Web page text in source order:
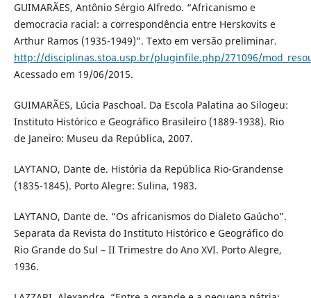
GUIMARÃES, Antônio Sérgio Alfredo. “Africanismo e
democracia racial: a correspondência entre Herskovits e
Arthur Ramos (1935-1949)”. Texto em versão preliminar.
http://disciplinas.stoa.usp.br/pluginfile.php/271096/
Acessado em 19/06/2015.
GUIMARÃES, Lúcia Paschoal. Da Escola Palatina ao Silogeu:
Instituto Histórico e Geográfico Brasileiro (1889-1938). Rio
de Janeiro: Museu da República, 2007.
LAYTANO, Dante de. História da República Rio-Grandense
(1835-1845). Porto Alegre: Sulina, 1983.
LAYTANO, Dante de. “Os africanismos do Dialeto Gaúcho”.
Separata da Revista do Instituto Histórico e Geográfico do
Rio Grande do Sul – II Trimestre do Ano XVI. Porto Alegre,
1936.